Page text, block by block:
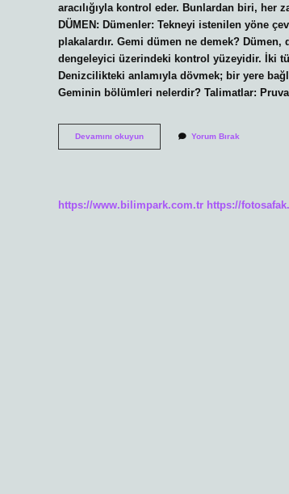
aracılığıyla kontrol eder. Bunlardan biri, her
DÜMEN: Dümenler: Tekneyi istenilen yöne
plakalardır. Gemi dümen ne demek?
dengeleyici üzerindeki kontrol yüzeyidir. İki
Denizcilikteki anlamıyla dövmek; bir yere
Geminin bölümleri nelerdir? Talimatlar:
Devamını okuyunGemi
Direksiyonuna
Yorum Bırak
https://www.bilimpark.com.tr https://